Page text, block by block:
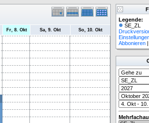
Fr, 8. Okt Sa, 9. Okt So, 10. Okt
Legende:
SE_ZL
Abbonieren |